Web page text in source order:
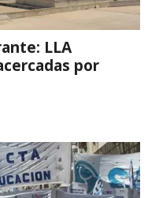
LLA
por